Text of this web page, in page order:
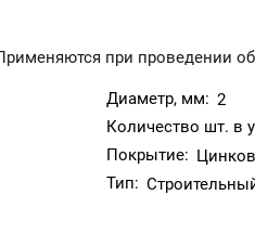
при проведении
Диаметр, мм: 2
Количество шт. в
Покрытие:
Тип: